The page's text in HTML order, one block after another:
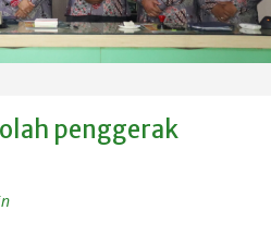
penggerak